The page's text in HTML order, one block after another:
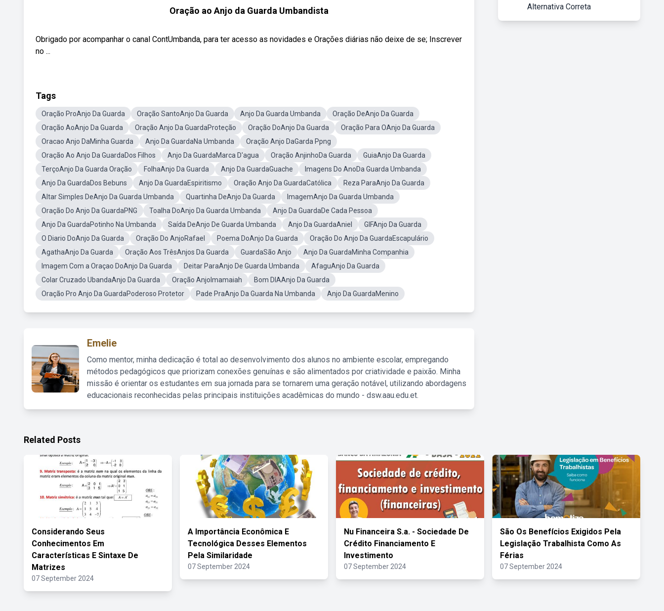
Oração ao Anjo da Guarda Umbandista
Obrigado por acompanhar o canal ContUmbanda, para ter acesso as novidades e Orações diárias não deixe de se; Inscrever
no ...
Tags
Oração ProAnjo Da Guarda Oração SantoAnjo Da Guarda Anjo Da Guarda Umbanda
Oração DeAnjo Da Guarda
Oração AoAnjo Da Guarda
Oração Anjo Da GuardaProteção Oração DoAnjo Da Guarda
Oração Para OAnjo Da Guarda
Oracao Anjo DaMinha Guarda
Anjo Da GuardaNa Umbanda
Oração Anjo DaGarda Ppng
Oração Ao Anjo Da GuardaDos Filhos
Anjo Da GuardaMarca D'agua Oração AnjinhoDa Guarda
GuiaAnjo Da Guarda
TerçoAnjo Da Guarda Oração
FolhaAnjo Da Guarda Anjo Da GuardaGuache
Imagens Do AnoDa Guarda Umbanda
Anjo Da GuardaDos Bebuns
Anjo Da GuardaEspiritismo Oração Anjo Da GuardaCatólica
Reza ParaAnjo Da Guarda
Altar Simples DeAnjo Da Guarda Umbanda
Quartinha DeAnjo Da Guarda
ImagemAnjo Da Guarda Umbanda
Oração Do Anjo Da GuardaPNG
Toalha DoAnjo Da Guarda Umbanda
Anjo Da GuardaDe Cada Pessoa
Anjo Da GuardaPotinho Na Umbanda
Saída DeAnjo De Guarda Umbanda Anjo Da GuardaAniel
GIFAnjo Da Guarda
O Diario DoAnjo Da Guarda
Oração Do AnjoRafael Poema DoAnjo Da Guarda
Oração Do Anjo Da GuardaEscapulário
AgathaAnjo Da Guarda
Oração Aos TrêsAnjos Da Guarda GuardaSão Anjo
Anjo Da GuardaMinha Companhia
Imagem Com a Oraçao DoAnjo Da Guarda
Deitar ParaAnjo De Guarda Umbanda
AfaguAnjo Da Guarda
Colar Cruzado UbandaAnjo Da Guarda
Oração AnjoImamaiah
Bom DIAAnjo Da Guarda
Oração Pro Anjo Da GuardaPoderoso Protetor
Pade PraAnjo Da Guarda Na Umbanda Anjo Da GuardaMenino
Emelie
Como mentor, minha dedicação é total ao desenvolvimento dos alunos no ambiente escolar, empregando
métodos pedagógicos que priorizam conexões genuínas e são alimentados por criatividade e paixão. Minha
missão é orientar os estudantes em sua jornada para se tornarem uma geração notável, utilizando abordagens
educacionais reconhecidas pelas principais instituições acadêmicas do mundo - dsw.aau.edu.et.
Alternativa Correta
Related Posts
Considerando Seus
Conhecimentos Em
Características E Sintaxe De
Matrizes
07 September 2024
A Importância Econômica E
Tecnológica Desses Elementos
Pela Similaridade
07 September 2024
Nu Financeira S.a. - Sociedade De
Crédito Financiamento E
Investimento
07 September 2024
São Os Benefícios Exigidos Pela
Legislação Trabalhista Como As
Férias
07 September 2024